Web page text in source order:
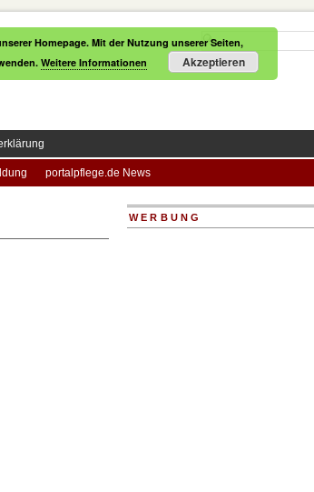
portalpflege.de News
WERBUNG
Homepage. Mit der Nutzung unserer Seiten,
Weitere Informationen Akzeptieren